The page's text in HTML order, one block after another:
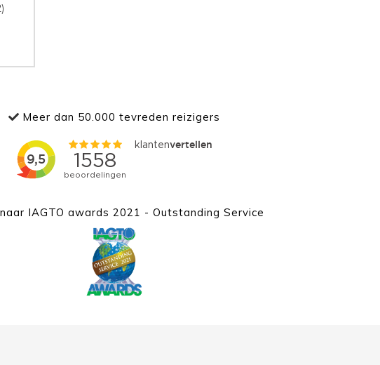
Meer dan 50.000 tevreden reizigers
IAGTO awards 2021 - Outstanding Service